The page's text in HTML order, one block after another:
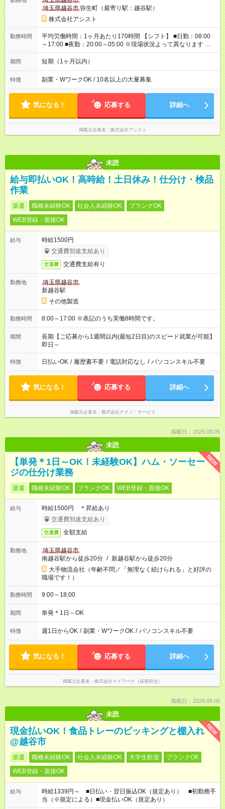
べる！ 日払いは、当日に『現金全額』手渡しです♪ ■残業手当
別途支給 ■日給全額保障あり ┗予定時間より早く終わっても日給
は満額支給！ ■資格手当あり ┗施設警備2級など 【試用期間】
試用期間なし
埼玉県越谷市弥生町（最寄り駅：越谷駅）
株式会社アシスト
勤務時間
平均労働時間：1ヶ月あたり170時間 【シフト】 ■日勤：08:00
～17:00 ■夜勤：20:00～05:00 ※現場状況よって異なります ※早
く終われば1現場4～8時間勤務もあり ☆週3～勤務OK！ ☆現場
が早く終わっても日給全額保証！ ☆ご希望の方は「日勤＋夜
日勤：08:00～17:00 ■夜勤：20:00～05:00 ※現場状況よって異
なります ※早く終われば1現場4～8時間勤務もあり ☆週3～勤務
OK！ ☆現場が早く終わっても日給全額保証！ ☆ご希望の方は
「日勤＋夜勤」も可能！
期間 短期（1ヶ月以内）
特徴 副業・WワークOK / 10名以上の大量募集
気になる！ 応募する 詳細へ
掲載元企業名 株式会社アシスト
未読
給与即払いOK！高時給！土日休み！仕分け・検品
作業
派遣 職種未経験OK 社会人未経験OK
ブランクOK
WEB登録・面接OK
給与
時給1500円
交通費別途支給あり
交通費 交通費支給有り
勤務地
埼玉県越谷市
新越谷駅
その他製造
勤務時間 8:00～17:00 ※表記のうち実働8時間です。
期間
長期【ご応募から1週間以内(最短2日目)のスピード就業が可能】
即日～
特徴 日払いOK / 履歴書不要 / 電話対応なし / パソコンスキル不要
気になる！ 応募する 詳細へ
掲載元企業名 株式会社テクノ・サービス
掲載日：2026.08.05
未読
NEW
【単発＊1日～OK！未経験OK】ハム・ソーセー
ジの仕分け業務
派遣 職種未経験OK ブランクOK WEB登録・面接OK
給与
時給1500円 ＊昇給あり
交通費別途支給あり
交通費 全額支給
勤務地
埼玉県越谷市
南越谷駅から徒歩20分 / 新越谷駅から徒歩20分
大手物流会社（年齢不問／「無理なく続けられる」と好評の
職場です！）
勤務時間 9:00～18:00
期間 単発＊1日～OK
特徴 週1日からOK / 副業・WワークOK / パソコンスキル不要
気になる！ 応募する 詳細へ
掲載元企業名 株式会社マイワーク（採用担当）
掲載日：2026.08.05
未読
NEW
現金払いOK！食品トレーのピッキングと棚入れ
@越谷市
派遣 職種未経験OK 社会人未経験OK 大学生歓迎
ブランクOK
WEB登録・面接OK
給与
時給1339円～ ■日払い・翌日振込OK（規定あり） ■初勤務手
当（※規定による）■現金払いOK（規定あり）